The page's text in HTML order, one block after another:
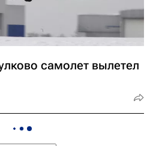
самолет вылетел